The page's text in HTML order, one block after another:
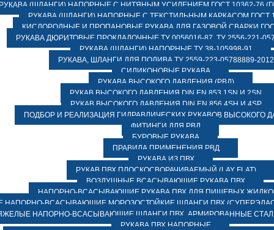
(ШЛАНГИ) НАПОРНЫЕ С НИТЯНЫМ УСИЛЕНИЕМ ГОСТ 10362-76
РУКАВА (ШЛАНГИ) НАПОРНЫЕ С ТЕКСТИЛЬНЫМ КАРКАСОМ ГОСТ
КИСЛОРОДНЫЕ И ПРОПАНОВЫЕ РУКАВА ДЛЯ ГАЗОВОЙ СВАРКИ
РУКАВА ДЮРИТОВЫЕ ПРОКЛАДОЧНЫЕ ТУ 0056016-87, ТУ 2556-221-
РУКАВА (ШЛАНГИ) НАПОРНЫЕ ТУ 38-105998-91
РУКАВА, ШЛАНГИ ДЛЯ ПОЛИВА ТУ 2559-223-05788889-2012
СИЛИКОНОВЫЕ РУКАВА
РУКАВА ВЫСОКОГО ДАВЛЕНИЯ (РВД)
РУКАВ ВЫСОКОГО ДАВЛЕНИЯ DIN EN 853 1SN И 2SN
РУКАВ ВЫСОКОГО ДАВЛЕНИЯ DIN EN 856 4SH И 4SP
ПОДБОР И РЕАЛИЗАЦИЯ ГИДРАВЛИЧЕСКИХ РУКАВОВ ВЫСОКОГО
ФИТИНГИ ДЛЯ РВД
БУРОВЫЕ РУКАВА
ПРАВИЛА ПРИМЕНЕНИЯ РВД
РУКАВА ИЗ ПВХ
РУКАВ ПВХ ПЛОСКОСВОРАЧИВАЕМЫЙ (LAY FLAT)
ВОЗДУШНЫЕ ВСАСЫВАЮЩИЕ РУКАВА ПВХ
НАПОРНО-ВСАСЫВАЮЩИЕ РУКАВА ПВХ ДЛЯ ПИЩЕВЫХ
НАПОРНО-ВСАСЫВАЮЩИЕ МОРОЗОСТОЙКИЕ ШЛАНГИ ПВХ
НАПОРНО-ВСАСЫВАЮЩИЕ ШЛАНГИ ПВХ, АРМИРОВАННЫЕ
РУКАВА ПВХ НАПОРНЫЕ